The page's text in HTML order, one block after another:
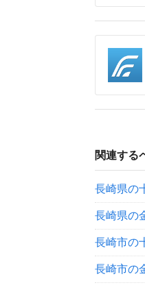
関連する
長崎県の
長崎県の
長崎市の
長崎市の